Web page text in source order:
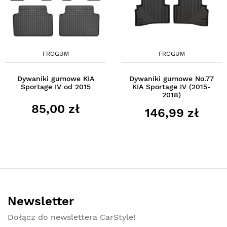
FROGUM
Dywaniki gumowe KIA
Sportage IV od 2015
85,00 zł
FROGUM
Dywaniki gumowe No.77
KIA Sportage IV (2015-
2018)
146,99 zł
Newsletter
Dołącz do newslettera CarStyle!